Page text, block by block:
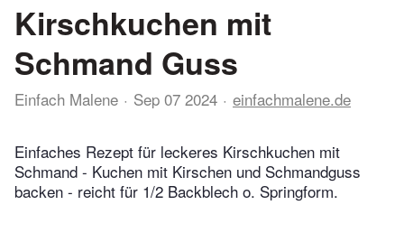
Kirschkuchen mit
Schmand Guss
Einfach Malene Sep 07 2024 einfachmalene.de
Einfaches Rezept für leckeres Kirschkuchen mit
Schmand - Kuchen mit Kirschen und Schmandguss
backen - reicht für 1/2 Backblech o. Springform.